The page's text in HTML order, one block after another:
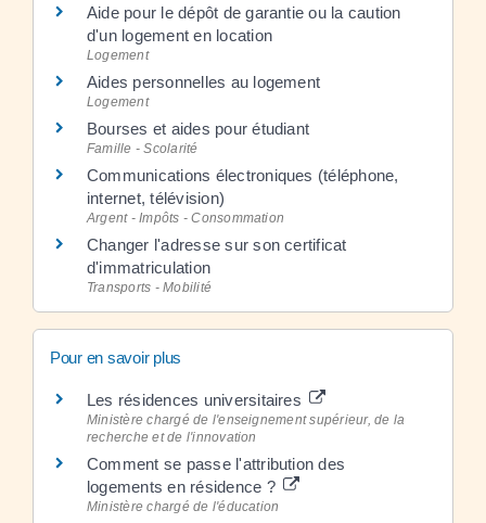
Aide pour le dépôt de garantie ou la caution
d'un logement en location
Logement
Aides personnelles au logement
Logement
Bourses et aides pour étudiant
Famille - Scolarité
Communications électroniques (téléphone,
internet, télévision)
Argent - Impôts - Consommation
Changer l'adresse sur son certificat
d'immatriculation
Transports - Mobilité
Pour en savoir plus
Les résidences universitaires
Ministère chargé de l'enseignement supérieur, de la
recherche et de l'innovation
Comment se passe l'attribution des
logements en résidence ?
Ministère chargé de l'éducation